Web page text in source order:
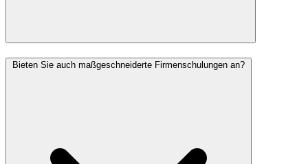
Bieten Sie auch maßgeschneiderte Firmenschulungen an?